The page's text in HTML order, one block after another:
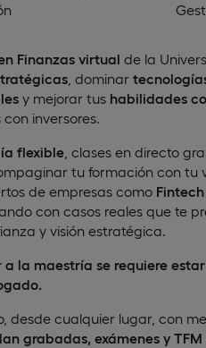
Finanzas virtual de la
, dominar
y mejorar tus habilidades
inversores.
flexible , clases en directo
tu formación con tu
de empresas como
con casos reales que te
y visión estratégica.
la maestría se requiere
desde cualquier lugar, con
grabadas, exámenes y